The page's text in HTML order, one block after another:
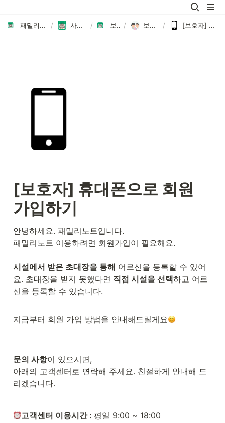
패밀리노트에 오신 것을 환영합니다👏🏻 / 사용자 가이드 모음 / 보호자 가이드 / 보호자로 시작하기 / [보호자] 휴대폰으로 회원 가입하기
[보호자] 휴대폰으로 회원
가입하기
안녕하세요. 패밀리노트입니다.
패밀리노트 이용하려면 회원가입이 필요해요.
시설에서 받은 초대장을 통해 어르신을 등록할 수 있어
요. 초대장을 받지 못했다면 직접 시설을 선택하고 어르
신을 등록할 수 있습니다.
지금부터 회원 가입 방법을 안내해드릴게요
문의 사항이 있으시면,
아래의 고객센터로 연락해 주세요. 친절하게 안내해 드
리겠습니다.
고객센터 이용시간 : 평일 9:00 ~ 18:00